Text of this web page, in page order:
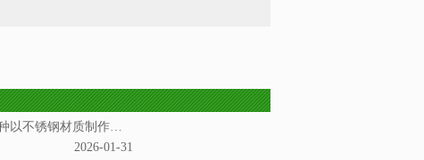
安顺不锈钢水箱是一种以不锈钢材质制作而成的储水设备
2026-01-31